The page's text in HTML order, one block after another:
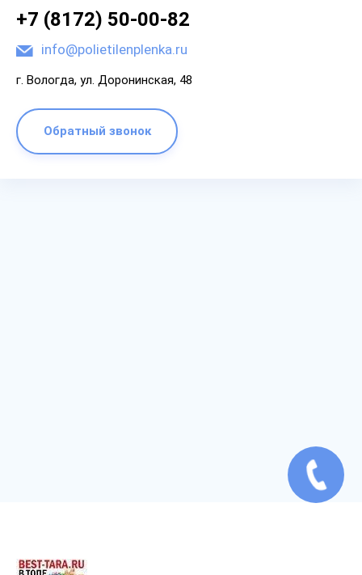
+7 (8172) 50-00-82
info@polietilenplenka.ru
г. Вологда, ул. Доронинская, 48
Обратный звонок